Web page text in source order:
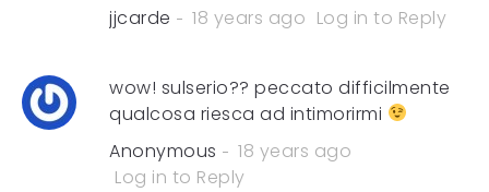
jjcarde
18 years ago Log in to Reply
wow! sulserio?? peccato difficilmente
qualcosa riesca ad intimorirmi
Anonymous
18 years ago
Log in to Reply